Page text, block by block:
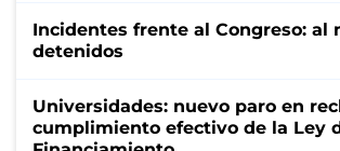
Incidentes frente al Congreso: al
detenidos
Universidades: nuevo paro en
cumplimiento efectivo de la Ley